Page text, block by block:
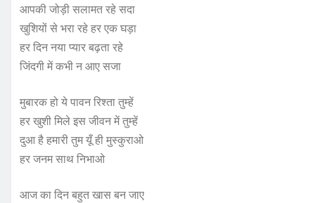
आपकी जोड़ी सलामत रहे सदा
खुशियों से भरा रहे हर एक घड़ा
हर दिन नया प्यार बढ़ता रहे
जिंदगी में कभी न आए सजा
मुबारक हो ये पावन रिश्ता तुम्हें
हर खुशी मिले इस जीवन में तुम्हें
दुआ है हमारी तुम यूँ ही मुस्कुराओ
हर जनम साथ निभाओ
आज का दिन बहुत खास बन जाए